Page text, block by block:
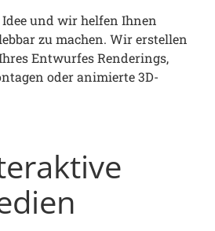
und wir helfen Ihnen
zu machen. Wir erstellen
Entwurfes Renderings,
oder animierte 3D-